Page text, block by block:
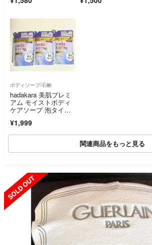
ボディソープ/石鹸
hadakara 美肌プレミ
アム モイストボディ
ケアソープ 泡タイ
¥1,999
関連商品をもっと見る